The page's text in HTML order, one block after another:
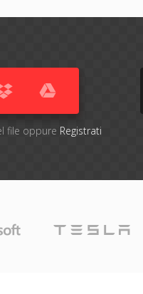
file oppure Registrati